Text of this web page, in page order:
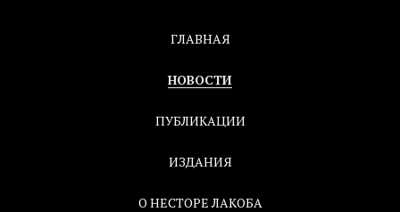
ГЛАВНАЯ
НОВОСТИ
ПУБЛИКАЦИИ
ИЗДАНИЯ
О НЕСТОРЕ ЛАКОБА